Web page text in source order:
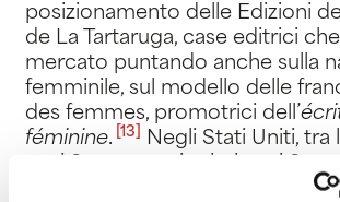
posizionamento delle Edizioni
de La Tartaruga, case editrici
mercato puntando anche sulla
femminile, sul modello delle
des femmes, promotrici dell’
féminine. [13]
Negli Stati Uniti, tra
fioritura dell’editoria femminista